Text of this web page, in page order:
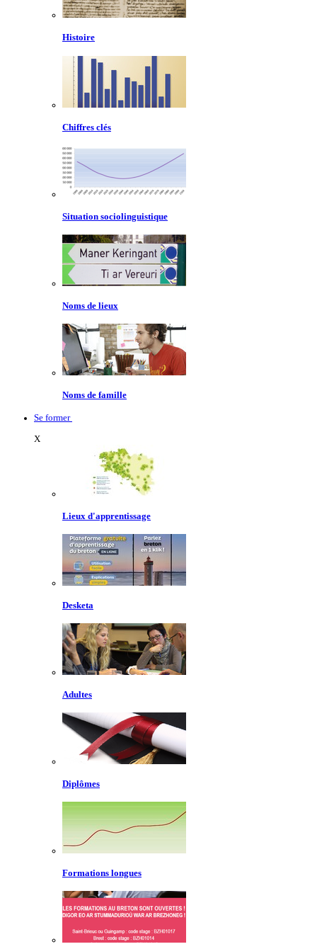
Histoire
Chiffres clés
Situation sociolinguistique
Noms de lieux
Noms de famille
Se former
X
Lieux d'apprentissage
Desketa
Adultes
Diplômes
Formations longues